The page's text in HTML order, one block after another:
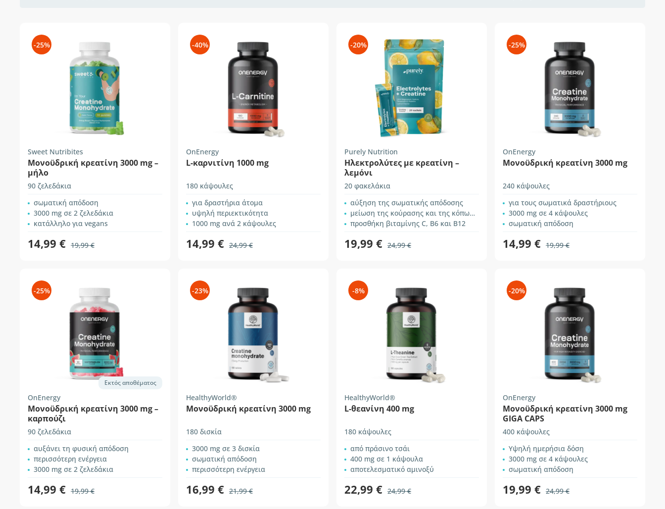
-25%
Sweet Nutribites
Μονοϋδρική κρεατίνη 3000 mg –
μήλο
90 ζελεδάκια
σωματική απόδοση
3000 mg σε 2 ζελεδάκια
κατάλληλο για vegans
14,99 € 19,99 €
-40%
OnEnergy
L-καρνιτίνη 1000 mg
180 κάψουλες
για δραστήρια άτομα
υψηλή περιεκτικότητα
1000 mg ανά 2 κάψουλες
14,99 € 24,99 €
-20%
Purely Nutrition
Ηλεκτρολύτες με κρεατίνη –
λεμόνι
20 φακελάκια
αύξηση της σωματικής απόδοσης
μείωση της κούρασης και της κόπωσης
προσθήκη βιταμίνης C, B6 και B12
19,99 € 24,99 €
-25%
OnEnergy
Μονοϋδρική κρεατίνη 3000 mg
240 κάψουλες
για τους σωματικά δραστήριους
3000 mg σε 4 κάψουλες
σωματική απόδοση
14,99 € 19,99 €
-25%
Εκτός αποθέματος
OnEnergy
Μονοϋδρική κρεατίνη 3000 mg –
καρπούζι
90 ζελεδάκια
αυξάνει τη φυσική απόδοση
περισσότερη ενέργεια
3000 mg σε 2 ζελεδάκια
14,99 € 19,99 €
-23%
HealthyWorld®
Mονοϋδρική κρεατίνη 3000 mg
180 δισκία
3000 mg σε 3 δισκία
σωματική απόδοση
περισσότερη ενέργεια
16,99 € 21,99 €
-8%
HealthyWorld®
L-θεανίνη 400 mg
180 κάψουλες
από πράσινο τσάι
400 mg σε 1 κάψουλα
αποτελεσματικό αμινοξύ
22,99 € 24,99 €
-20%
OnEnergy
Μονοϋδρική κρεατίνη 3000 mg
GIGA CAPS
400 κάψουλες
Υψηλή ημερήσια δόση
3000 mg σε 4 κάψουλες
σωματική απόδοση
19,99 € 24,99 €